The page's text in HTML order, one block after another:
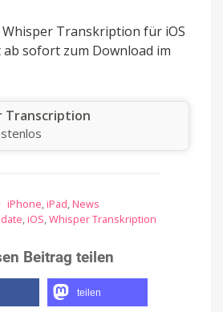
Whisper Transkription für iOS
ab sofort zum Download im
Transcription
iPhone, iPad, News
, iOS,Whisper Transkription
Beitrag teilen
teilen